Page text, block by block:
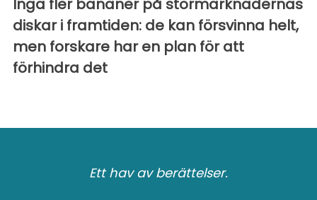
diskar i framtiden: de kan försvinna helt,
men forskare har en plan för att
förhindra det
Ett hav av berättelser.